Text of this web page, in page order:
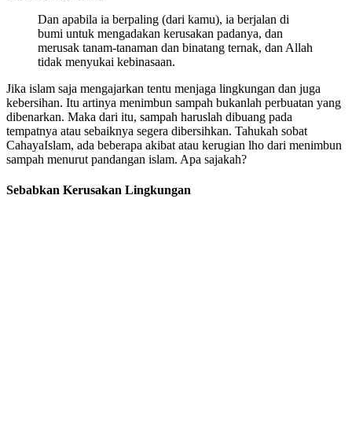
Dan apabila ia berpaling (dari kamu), ia berjalan di
bumi untuk mengadakan kerusakan padanya, dan
merusak tanam-tanaman dan binatang ternak, dan Allah
tidak menyukai kebinasaan.
Jika islam saja mengajarkan tentu menjaga lingkungan dan juga
kebersihan. Itu artinya menimbun sampah bukanlah perbuatan yang
dibenarkan. Maka dari itu, sampah haruslah dibuang pada
tempatnya atau sebaiknya segera dibersihkan. Tahukah sobat
CahayaIslam, ada beberapa akibat atau kerugian lho dari menimbun
sampah menurut pandangan islam. Apa sajakah?
Sebabkan Kerusakan Lingkungan